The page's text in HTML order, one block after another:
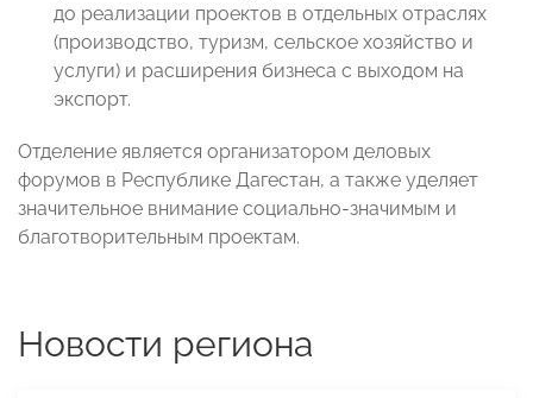
до реализации проектов в отдельных отраслях
(производство, туризм, сельское хозяйство и
услуги) и расширения бизнеса с выходом на
экспорт.
Отделение является организатором деловых
форумов в Республике Дагестан, а также уделяет
значительное внимание социально-значимым и
благотворительным проектам.
Новости региона